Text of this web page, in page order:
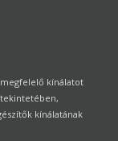
kínálatot
kínálatának